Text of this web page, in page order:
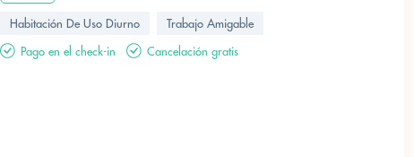
Habitación De Uso Diurno
Trabajo Amigable
Pago en el check-in
Cancelación gratis